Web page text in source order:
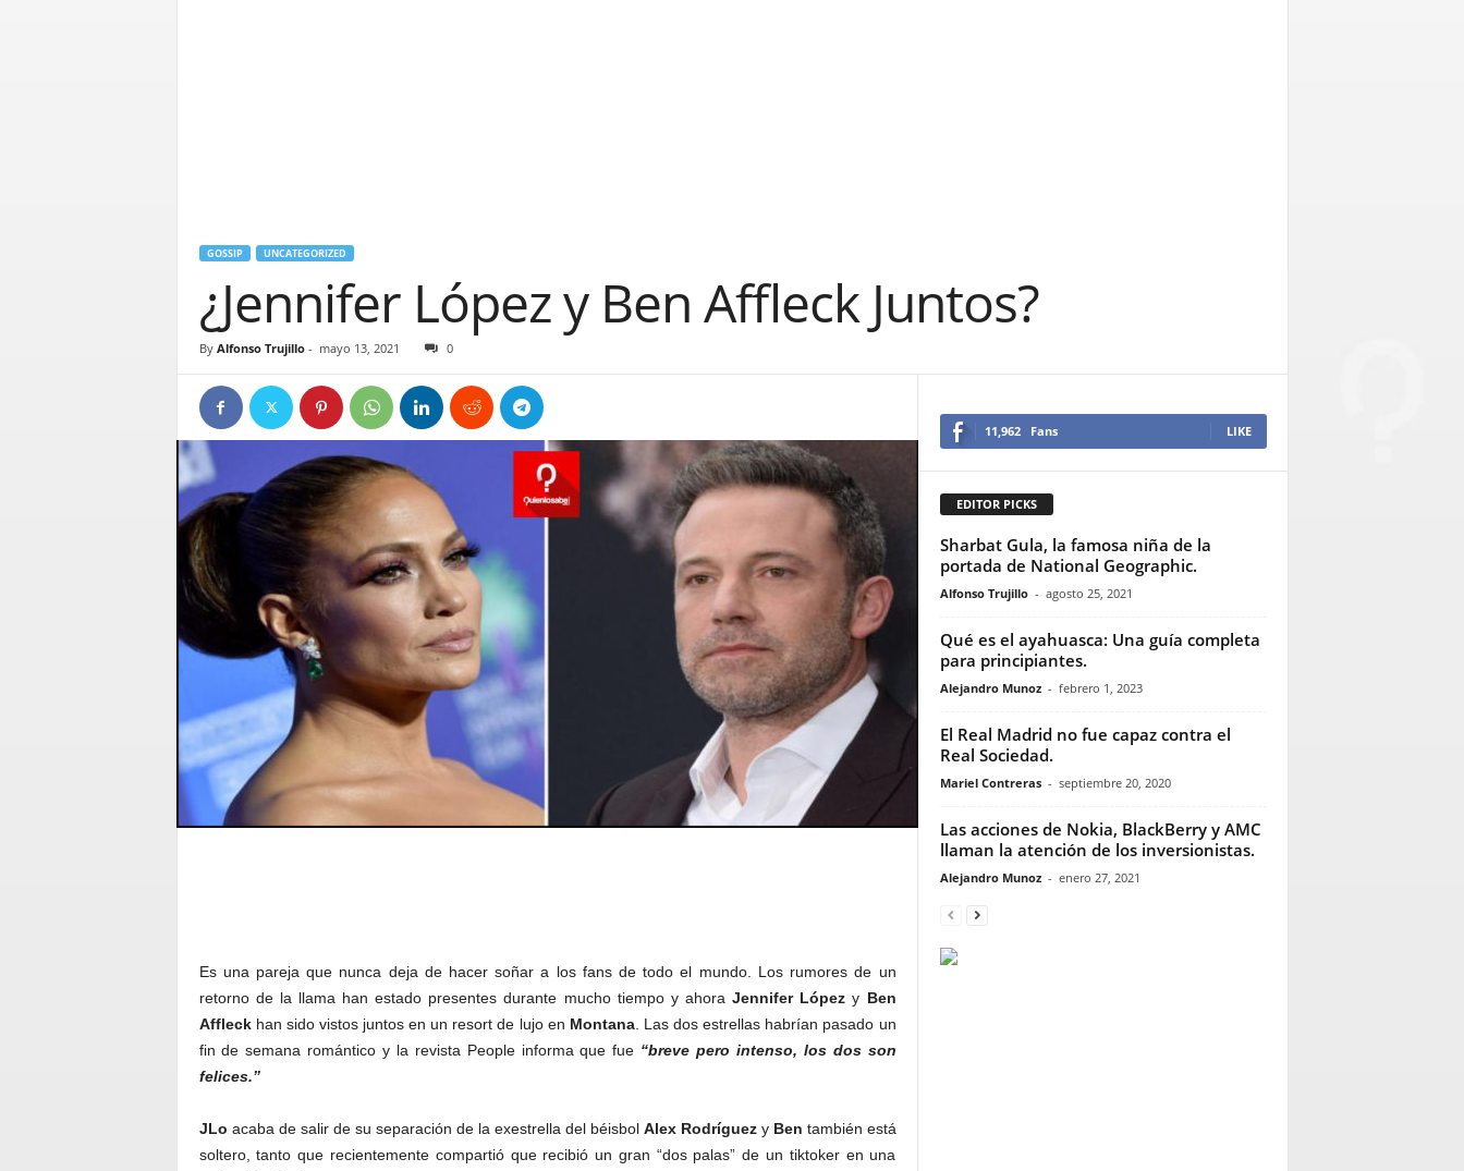
GOSSIP UNCATEGORIZED
¿Jennifer López y Ben Affleck Juntos?
By Alfonso Trujillo- mayo 13, 2021 0
Es una pareja que nunca deja de hacer soñar a los fans de todo el mundo. Los rumores de un
retorno de la llama han estado presentes durante mucho tiempo y ahoraJennifer López y Ben
Affleckhan sido vistos juntos en un resort de lujo en Montana. Las dos estrellas habrían pasado un
fin de semana romántico y la revista People informa que fue “breve pero intenso, los dos son
felices.”
JLo acaba de salir de su separación de la exestrella del béisbol Alex Rodríguezy Ben también está
soltero, tanto que recientemente compartió que recibió un gran “dos palas” de un tiktoker en una
11,962 Fans LIKE
EDITOR PICKS
Sharbat Gula, la famosa niña de la
portada de National Geographic.
Alfonso Trujillo - agosto 25, 2021
Qué es el ayahuasca: Una guía completa
para principiantes.
Alejandro Munoz - febrero 1, 2023
El Real Madrid no fue capaz contra el
Real Sociedad.
Mariel Contreras - septiembre 20, 2020
Las acciones de Nokia, BlackBerry y AMC
llaman la atención de los inversionistas.
Alejandro Munoz - enero 27, 2021